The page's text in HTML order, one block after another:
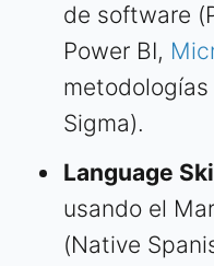
de software
Power BI,
metodologías
Sigma).
Language
usando el
(Native